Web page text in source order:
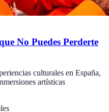
No Puedes Perderte
culturales en España,
artísticas